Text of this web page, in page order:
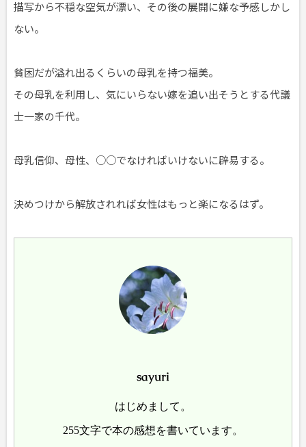
描写から不穏な空気が漂い、その後の展開に嫌な予感しかし
ない。
貧困だが溢れ出るくらいの母乳を持つ福美。
その母乳を利用し、気にいらない嫁を追い出そうとする代議
士一家の千代。
母乳信仰、母性、○○でなければいけないに辟易する。
決めつけから解放されれば女性はもっと楽になるはず。
sayuri
はじめまして。
255文字で本の感想を書いています。